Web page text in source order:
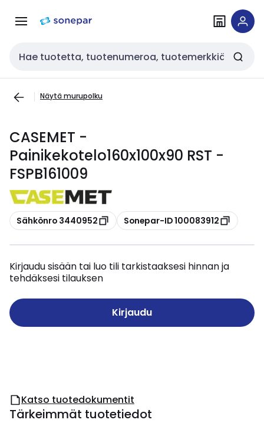
navigointiinsisältöön
Haku
Näytä murupolku
CASEMET -
Painikekotelo160x100x90 RST -
FSPB161009
Kopioi
Sähkönro 3440952 Kopioi
Sonepar-ID 100083912
Kirjaudu sisään tai luo tili tarkistaaksesi hinnan ja
tehdäksesi tilauksen
Kirjaudu
Katso tuotedokumentit
Tärkeimmät tuotetiedot